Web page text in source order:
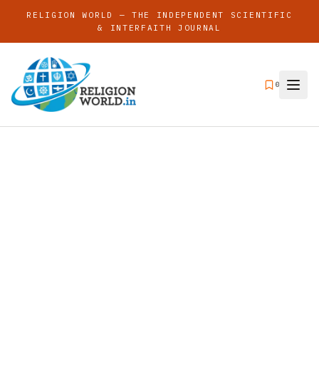
RELIGION WORLD — THE INDEPENDENT SCIENTIFIC
& INTERFAITH JOURNAL
0